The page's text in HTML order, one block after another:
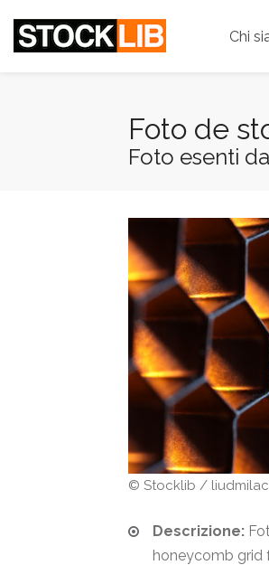
Chi
Foto de
Foto esenti
© Stocklib /
Descrizione:
honeycomb grid